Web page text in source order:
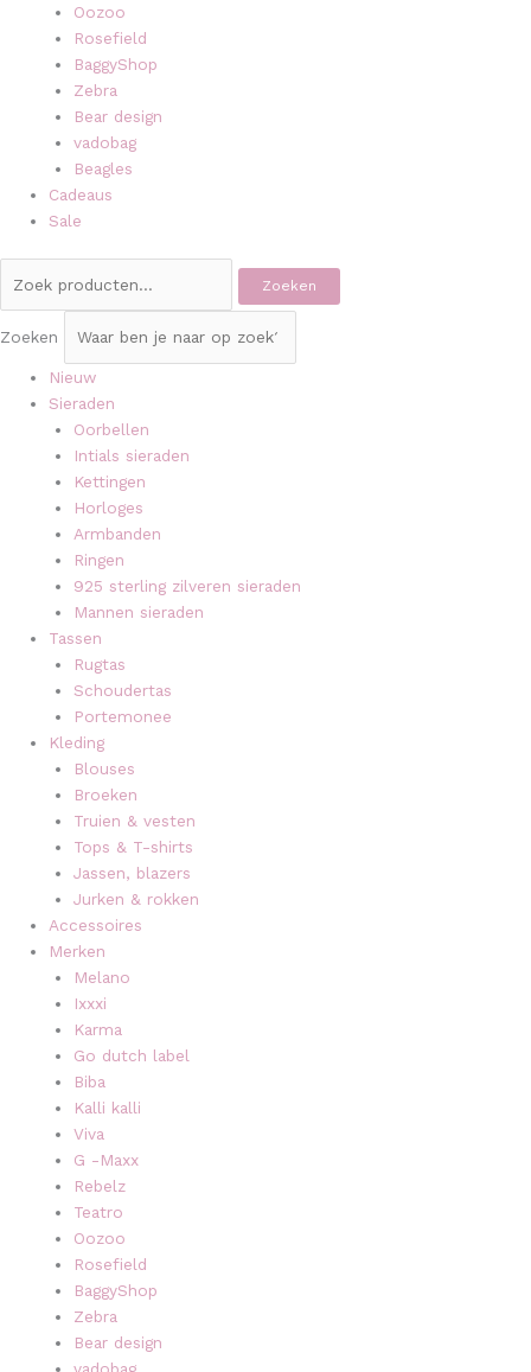
Oozoo
Rosefield
BaggyShop
Zebra
Bear design
vadobag
Beagles
Cadeaus
Sale
Zoeken
Zoeken
Nieuw
Sieraden
Oorbellen
Intials sieraden
Kettingen
Horloges
Armbanden
Ringen
925 sterling zilveren sieraden
Mannen sieraden
Tassen
Rugtas
Schoudertas
Portemonee
Kleding
Blouses
Broeken
Truien & vesten
Tops & T-shirts
Jassen, blazers
Jurken & rokken
Accessoires
Merken
Melano
Ixxxi
Karma
Go dutch label
Biba
Kalli kalli
Viva
G -Maxx
Rebelz
Teatro
Oozoo
Rosefield
BaggyShop
Zebra
Bear design
vadobag